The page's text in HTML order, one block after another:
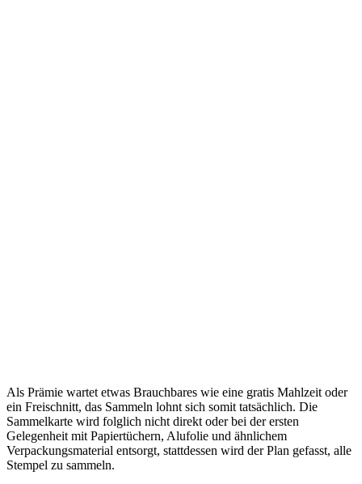
Als Prämie wartet etwas Brauchbares wie eine gratis Mahlzeit oder
ein Freischnitt, das Sammeln lohnt sich somit tatsächlich. Die
Sammelkarte wird folglich nicht direkt oder bei der ersten
Gelegenheit mit Papiertüchern, Alufolie und ähnlichem
Verpackungsmaterial entsorgt, stattdessen wird der Plan gefasst, alle
Stempel zu sammeln.